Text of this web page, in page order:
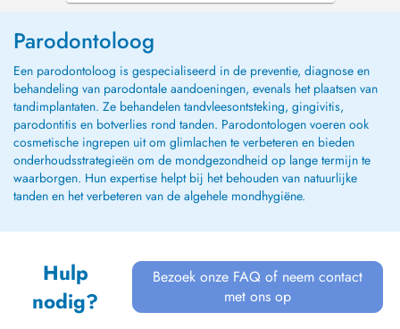
us directly at the +352 286 6500. Extractions
dents d...
Parodontoloog
Een parodontoloog is gespecialiseerd in de preventie, diagnose en
behandeling van parodontale aandoeningen, evenals het plaatsen van
tandimplantaten. Ze behandelen tandvleesontsteking, gingivitis,
parodontitis en botverlies rond tanden. Parodontologen voeren ook
cosmetische ingrepen uit om glimlachen te verbeteren en bieden
onderhoudsstrategieën om de mondgezondheid op lange termijn te
waarborgen. Hun expertise helpt bij het behouden van natuurlijke
tanden en het verbeteren van de algehele mondhygiëne.
Hulp
nodig?
Bezoek onze FAQ of neem contact
met ons op